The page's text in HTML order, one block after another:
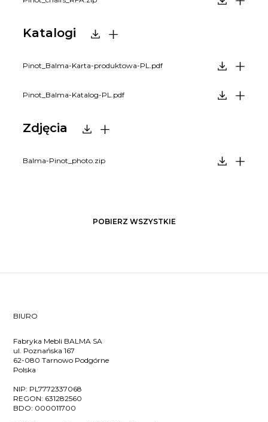
Katalogi
Pinot_Balma-Karta-produktowa-PL.pdf
Pinot_Balma-Katalog-PL.pdf
Zdjęcia
Balma-Pinot_photo.zip
POBIERZ WSZYSTKIE
BIURO
Fabryka Mebli BALMA SA
ul. Poznańska 167
62-080 Tarnowo Podgórne
Polska
NIP: PL7772337068
REGON: 631282560
BDO: 000011700